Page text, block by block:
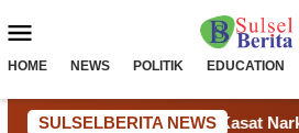
ke
Mobile
HOME NEWS POLITIK EDUCATION
SULSELBERITA NEWS
Lepas Narkoba, Kasat Narkoba